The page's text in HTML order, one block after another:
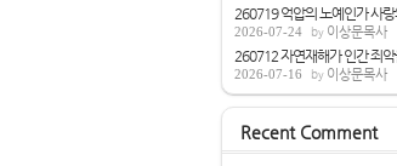
2026-07-24 이상문목사
2026-07-16 이상문목사
Recent Comment